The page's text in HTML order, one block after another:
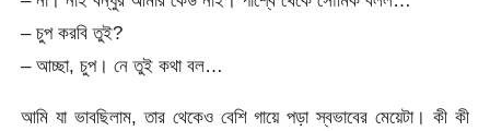
– চুপ করবি তুই?
– আচ্ছা, চুপ। নে তুই কথা বল…
আমি যা ভাবছিলাম, তার থেকেও বেশি গায়ে পড়া স্বভাবের মেয়েটা। কী কী